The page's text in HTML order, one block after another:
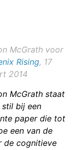
McGrath voor
Rising, 17
2014
McGrath staat
bij een
paper die tot
een van de
de cognitieve